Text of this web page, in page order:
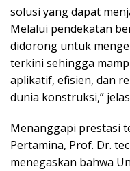
solusi yang dapat
Melalui pendekatan
didorong untuk
terkini sehingga
aplikatif, efisien, dan
dunia konstruksi,”
Menanggapi prestasi
Pertamina, Prof. Dr.
menegaskan bahwa